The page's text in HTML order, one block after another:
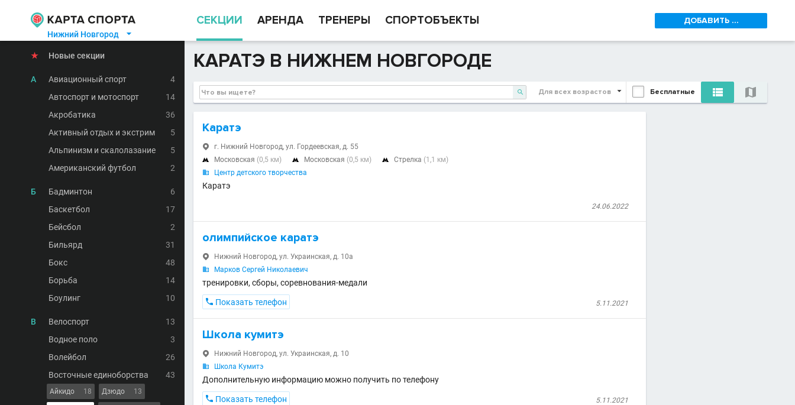
Нижний Новгород 
СЕКЦИИ АРЕНДА ТРЕНЕРЫ СПОРТОБЪЕКТЫ ДОБАВИТЬ ...
★ Новые секции
А Авиационный спорт
4
Автоспорт и мотоспорт
14
Акробатика
36
Активный отдых и экстрим
5
Альпинизм и скалолазание
5
Американский футбол
2
Б Бадминтон
6
Баскетбол
17
Бейсбол
2
Бильярд
31
Бокс
48
Борьба
14
Боулинг
10
В Велоспорт
13
Водное поло
3
Волейбол
26
Восточные единоборства
43
Айкидо 18 Дзюдо 13
КАРАТЭ В НИЖНЕМ НОВГОРОДЕ
 Для всех возрастов Бесплатные  
Каратэ
 г. Нижний Новгород, ул. Гордеевская, д. 55
 Московская (0,5 км)  Московская (0,5 км)  Стрелка (1,1 км)
 Центр детского творчества
Каратэ
24.06.2022
олимпийское каратэ
 Нижний Новгород, ул. Украинская, д. 10а
 Марков Сергей Николаевич
тренировки, сборы, соревнования-медали
5.11.2021
 Показать телефон
Школа кумитэ
 Нижний Новгород, ул. Украинская, д. 10
 Школа Кумитэ
Дополнительную информацию можно получить по телефону
5.11.2021
 Показать телефон